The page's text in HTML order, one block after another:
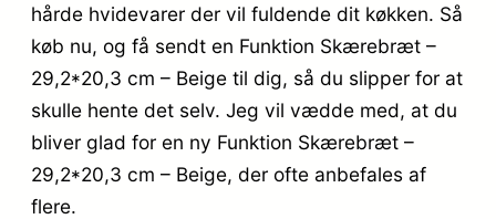
hårde hvidevarer der vil fuldende dit køkken. Så
køb nu, og få sendt en Funktion Skærebræt –
29,2*20,3 cm – Beige til dig, så du slipper for at
skulle hente det selv. Jeg vil vædde med, at du
bliver glad for en ny Funktion Skærebræt –
29,2*20,3 cm – Beige, der ofte anbefales af
flere.